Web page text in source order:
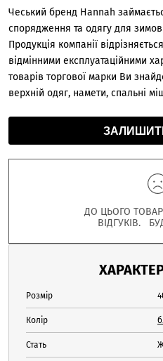
Чеський бренд Hannah
спорядження та одягу для
Продукція компанії
відмінними експлуатаційними
товарів торгової марки Ви
верхній одяг, намети, спальні
ДО ЦЬОГО
ВІДГУКІВ.
Розмір
Колір
Стать